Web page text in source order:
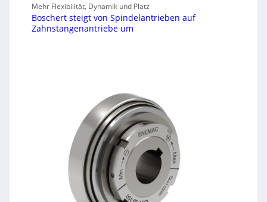
Mehr Flexibilität, Dynamik und Platz
Boschert steigt von Spindelantrieben auf
Zahnstangenantriebe um